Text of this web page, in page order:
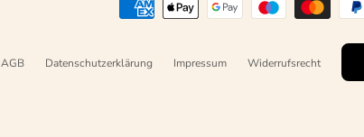
AGB Datenschutzerklärung Impressum Widerrufsrecht